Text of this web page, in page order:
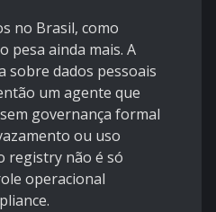
no Brasil, como
pesa ainda mais. A
sobre dados pessoais
um agente que
governança formal
ou uso
registry não é só
operacional